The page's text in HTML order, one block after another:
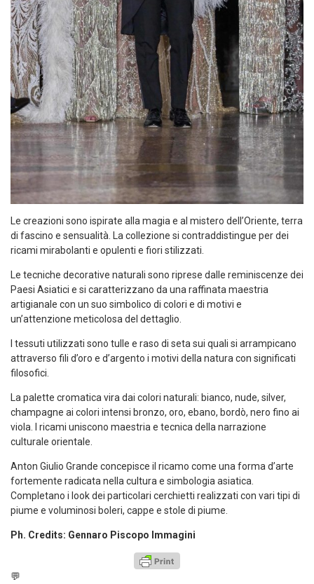
Le creazioni sono ispirate alla magia e al mistero dell’Oriente, terra
di fascino e sensualità. La collezione si contraddistingue per dei
ricami mirabolanti e opulenti e fiori stilizzati.
Le tecniche decorative naturali sono riprese dalle reminiscenze dei
Paesi Asiatici e si caratterizzano da una raffinata maestria
artigianale con un suo simbolico di colori e di motivi e
un’attenzione meticolosa del dettaglio.
I tessuti utilizzati sono tulle e raso di seta sui quali si arrampicano
attraverso fili d’oro e d’argento i motivi della natura con significati
filosofici.
La palette cromatica vira dai colori naturali: bianco, nude, silver,
champagne ai colori intensi bronzo, oro, ebano, bordò, nero fino ai
viola. I ricami uniscono maestria e tecnica della narrazione
culturale orientale.
Anton Giulio Grande concepisce il ricamo come una forma d’arte
fortemente radicata nella cultura e simbologia asiatica.
Completano i look dei particolari cerchietti realizzati con vari tipi di
piume e voluminosi boleri, cappe e stole di piume.
Ph. Credits: Gennaro Piscopo Immagini
💬